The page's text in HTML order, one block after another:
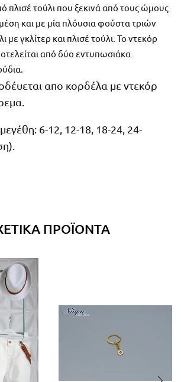
πλισέ τούλι που ξεκινά από τους ώμους
και με μία πλόυσια φούστα τριών
με γκλίτερ και πλισέ τούλι. Το ντεκόρ
από δύο εντυπωσιάκα
απο κορδέλα με ντεκόρ
6-12, 12-18, 18-24, 24-
ΠΡΟΪΌΝΤΑ